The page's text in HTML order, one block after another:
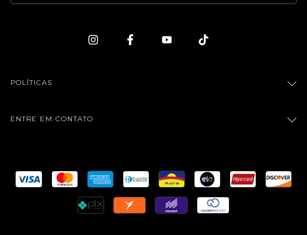
POLÍTICAS
ENTRE EM CONTATO